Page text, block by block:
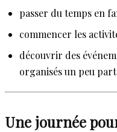
passer du temps en
commencer les
découvrir des
organisés un peu
Une journée